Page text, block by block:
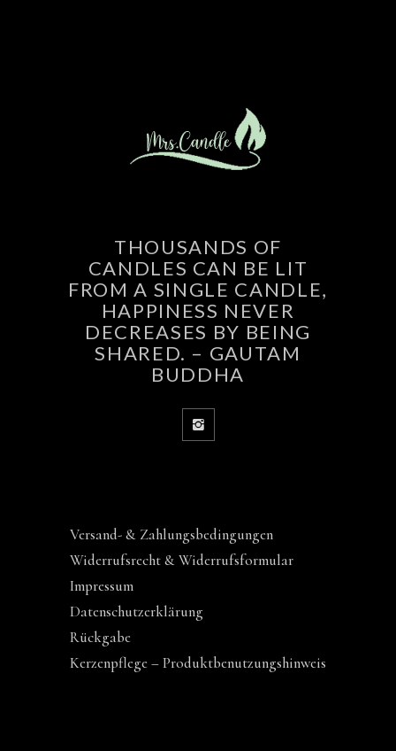
THOUSANDS OF
CANDLES CAN BE LIT
FROM A SINGLE CANDLE,
HAPPINESS NEVER
DECREASES BY BEING
SHARED. – GAUTAM
BUDDHA
Versand- & Zahlungsbedingungen
Widerrufsrecht & Widerrufsformular
Impressum
Datenschutzerklärung
Rückgabe
Kerzenpflege – Produktbenutzungshinweis